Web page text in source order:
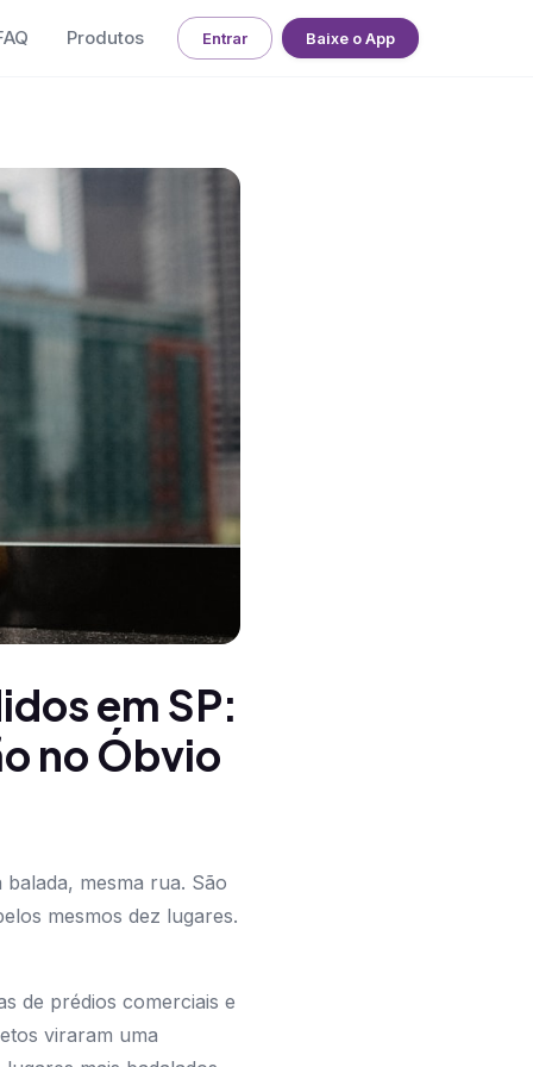
Produtos Entrar Baixe o App
em SP:
no Óbvio
mesma rua. São
mesmos dez lugares.
de prédios comerciais e
viraram uma